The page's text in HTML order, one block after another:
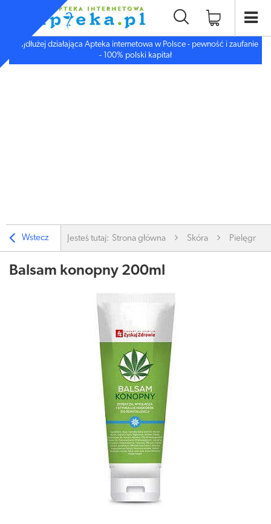
Najdłużej działająca Apteka internetowa w Polsce - pewność i zaufanie
- 100% polski kapitał
Wstecz Jesteś tutaj: Strona główna Skóra
Balsam konopny 200ml